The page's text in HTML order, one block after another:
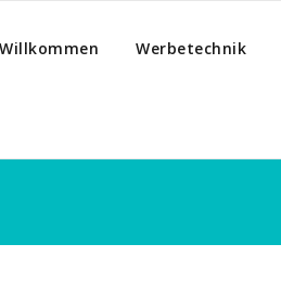
Willkommen Werbetechnik